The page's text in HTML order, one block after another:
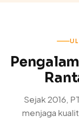
Sejak 2016,
menjaga